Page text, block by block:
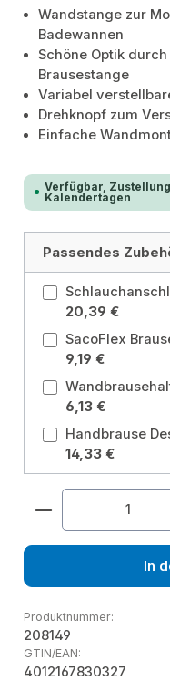
Wandstange zur
Badewannen
Schöne Optik
Brausestange
Variabel
Drehknopf zum
Einfache
Verfügbar,
Kalendertagen
Passendes
20,39 €
9,19 €
6,13 €
Handbrause
14,33 €
Produkt Anzahl:
In
Produktnummer:
208149
GTIN/EAN:
4012167830327